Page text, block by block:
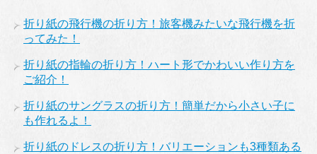
折り紙の飛行機の折り方！旅客機みたいな飛行機を折
ってみた！
折り紙の指輪の折り方！ハート形でかわいい作り方を
ご紹介！
折り紙のサングラスの折り方！簡単だから小さい子に
も作れるよ！
折り紙のドレスの折り方！バリエーションも3種類ある